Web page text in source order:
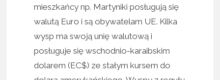
mieszkańcy np. Martyniki posługują się
walutą Euro i są obywatelam UE. Kilka
wysp ma swoją unię walutową i
posługuje się wschodnio-karaibskim
dolarem (EC$) ze stałym kursem do